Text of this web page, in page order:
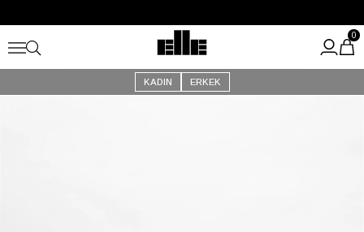
Kargo Ücretsiz!
KADIN ERKEK
0